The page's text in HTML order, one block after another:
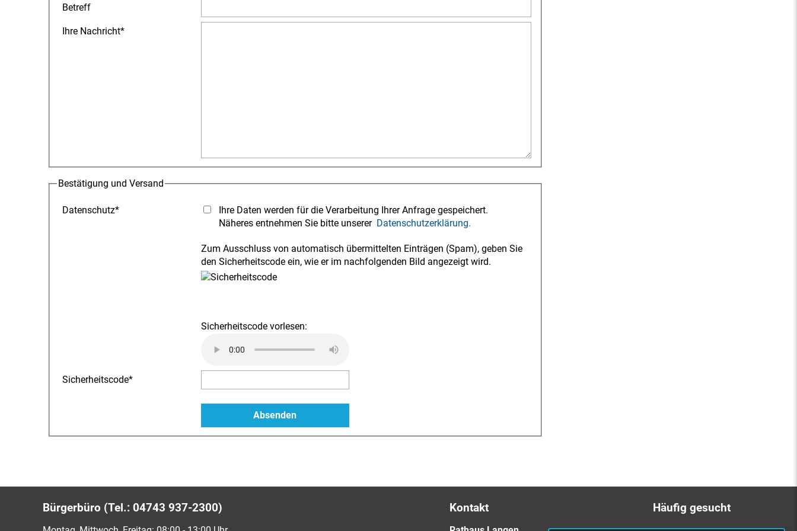
Betreff
Ihre Nachricht*
Bestätigung und Versand
Datenschutz*
Ihre Daten werden für die Verarbeitung Ihrer Anfrage gespeichert.
Näheres entnehmen Sie bitte unserer Datenschutzerklärung.
Zum Ausschluss von automatisch übermittelten Einträgen (Spam), geben Sie
den Sicherheitscode ein, wie er im nachfolgenden Bild angezeigt wird.
Sicherheitscode vorlesen:
Sicherheitscode*
Bürgerbüro (Tel.: 04743 937-2300) Kontakt Häufig gesucht